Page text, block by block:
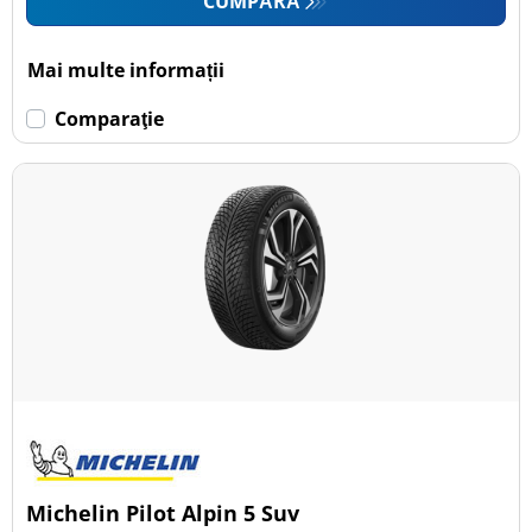
Mai multe informații
Comparaţie
Michelin Pilot Alpin 5 Suv